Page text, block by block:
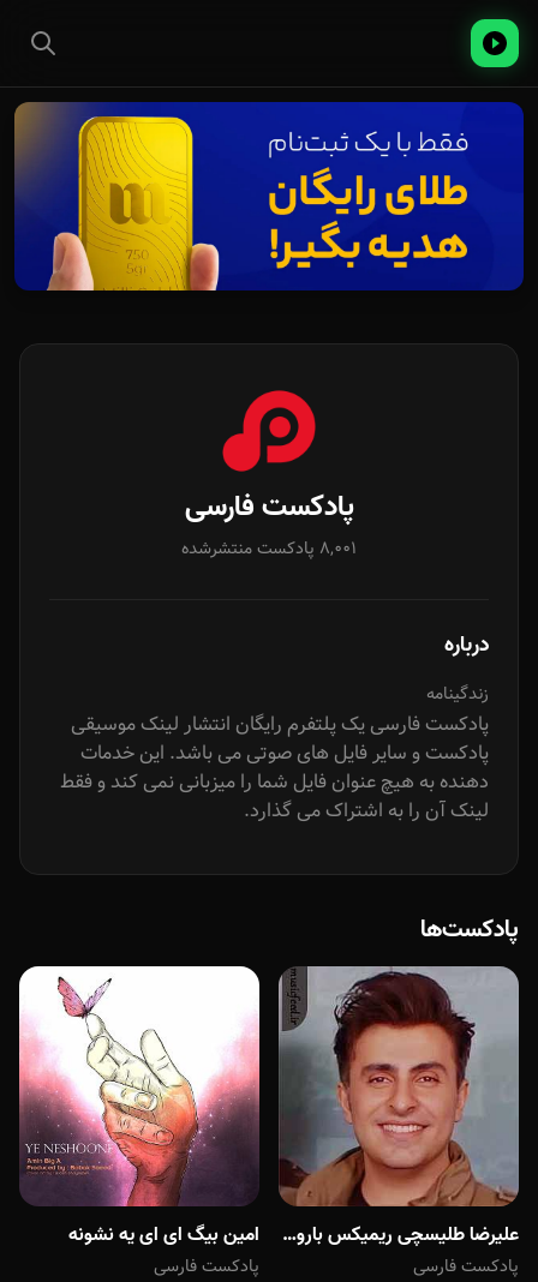
پادکست فارسی
8,001 پادکست منتشرشده
درباره
زندگینامه
پادکست فارسی یک پلتفرم رایگان انتشار لینک موسیقی
پادکست و سایر فایل های صوتی می باشد. این خدمات
دهنده به هیچ عنوان فایل شما را میزبانی نمی کند و فقط
لینک آن را به اشتراک می گذارد.
پادکست‌ها
علیرضا طلیسچی ریمیکس بارون اومد و یادم داد از
پادکست فارسی
امین بیگ ای ای یه نشونه
پادکست فارسی